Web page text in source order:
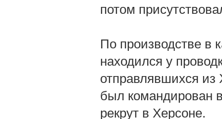
потом
По производстве в
находился у
отправлявшихся из
был командирован
рекрут в Херсоне.